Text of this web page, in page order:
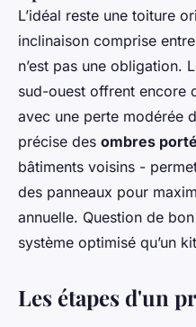
L’idéal reste une toiture
inclinaison comprise
n’est pas une obligation.
sud-ouest offrent encore
avec une perte modérée
précise des ombres
bâtiments voisins -
des panneaux pour
annuelle. Question de
système optimisé qu’un
Les étapes d'un